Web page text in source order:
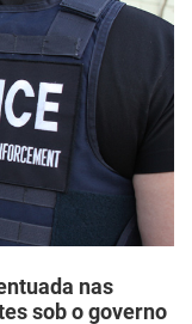
nas
sob o governo